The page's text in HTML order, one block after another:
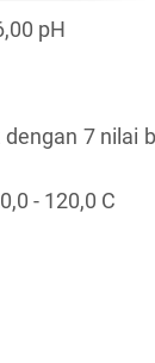
pH
7 nilai
- 120,0 C